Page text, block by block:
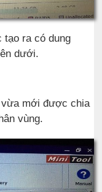
ra có dung
dưới.
vừa mới được chia
vùng.